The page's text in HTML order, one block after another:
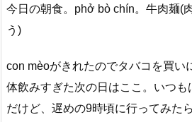
今日の朝食。phở bò chín。牛肉麺(
う)
con mèoがきれたのでタバコを買い
体飲みすぎた次の日はここ。いつも
だけど、遅めの9時頃に行ってみた